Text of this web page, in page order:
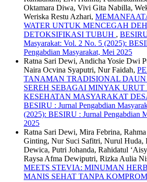
Oktamara Diwa, Vivi Gita Nabilla,
Weriska Restu Azhari,
WATER UNTUK MENCEGAH
DETOKSIFIKASI TUBUH ,
Masyarakat: Vol. 2 No. 5 (2025):
Pengabdian Masyarakat, Mei 2025
Ratna Sari Dewi, Andicha Yosie Dwi
Naira Ocvina Syaputri, Nur Faidah,
TANAMAN TRADISIONAL
SEREH SEBAGAI MINYAK
KESEHATAN MASYARAKAT
BESIRU : Jurnal Pengabdian
(2025): BESIRU : Jurnal Pengabdian
2025
Ratna Sari Dewi, Mira Febrina,
Ginting, Nur Suci Safitri, Nurul Huda,
Dewica, Putri Johanda, Rahidatul
Raysa Afma Dewiputri, Rizka Aulia
MEETS STEVIA: MINUMAN
MANIS SEHAT TANPA